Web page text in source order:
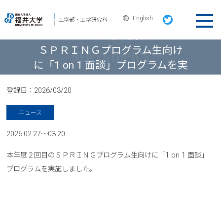
English
ＳＰＲＩＮＧプログラム生向け
に「1 on 1 面談」プログラムを実
登録日： 2026/03/20
ニュース
2026.02.27～03.20
本年度２回目のＳＰＲＩＮＧプログラム生向けに「1 on 1 面談」
プログラムを実施しました。